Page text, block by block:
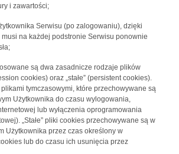
i zawartości;
Serwisu (po zalogowaniu), dzięki
musi na każdej podstronie Serwisu ponownie
są dwa zasadnicze rodzaje plików
cookies) oraz „stałe” (persistent cookies).
plikami tymczasowymi, które przechowywane są
Użytkownika do czasu wylogowania,
lub wyłączenia oprogramowania
„Stałe” pliki cookies przechowywane są w
Użytkownika przez czas określony w
lub do czasu ich usunięcia przez